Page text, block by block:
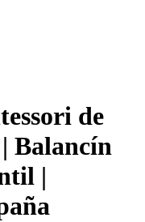
de
Balancín
|